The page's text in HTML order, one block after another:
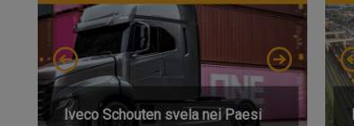
Iveco Schouten svela nei Paesi